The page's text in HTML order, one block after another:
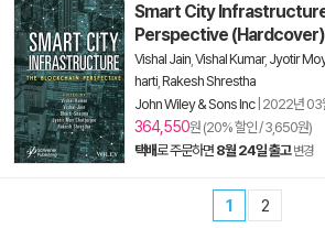
Smart City
Perspective (Hardcover)
Vishal Jain Vishal Kumar, Jyotir
harti Rakesh Shrestha
John Wiley & Sons Inc| 2022년 03
364,550원 (20% 할인 / 3,650원)
택배로 주문하면 8월 24일 출고 변경
1 2